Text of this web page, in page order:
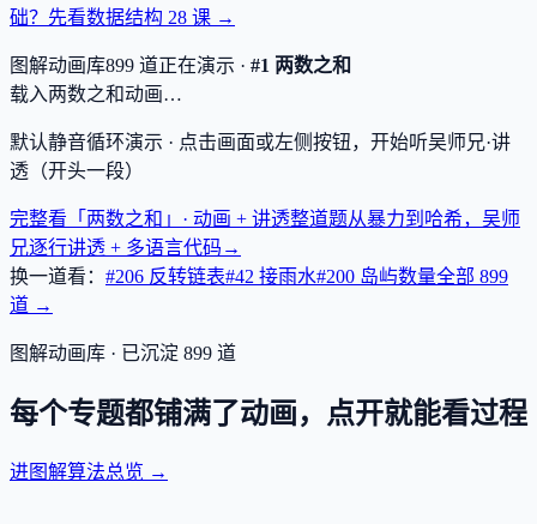
础？先看数据结构 28 课 →
图解动画库899 道正在演示 · #1 两数之和
载入两数之和动画…
默认静音循环演示 · 点击画面或左侧按钮，开始听吴师兄·讲
透（开头一段）
完整看「两数之和」· 动画 + 讲透整道题从暴力到哈希，吴师
兄逐行讲透 + 多语言代码 →
换一道看： #206 反转链表#42 接雨水#200 岛屿数量全部 899
道 →
图解动画库 · 已沉淀 899 道
每个专题都铺满了动画，点开就能看过程
进图解算法总览 →